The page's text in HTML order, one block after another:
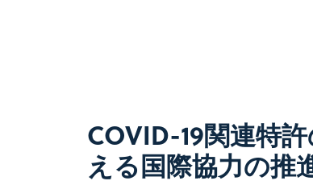
COVID-19関連特
える国際協力の推